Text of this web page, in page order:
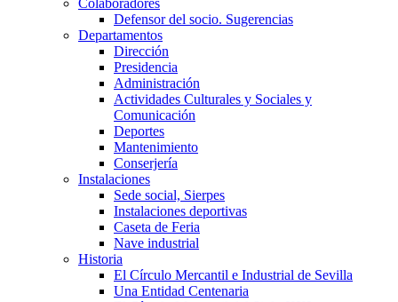
Colaboradores
Defensor del socio. Sugerencias
Departamentos
Dirección
Presidencia
Administración
Actividades Culturales y Sociales y
Comunicación
Deportes
Mantenimiento
Conserjería
Instalaciones
Sede social, Sierpes
Instalaciones deportivas
Caseta de Feria
Nave industrial
Historia
El Círculo Mercantil e Industrial de Sevilla
Una Entidad Centenaria